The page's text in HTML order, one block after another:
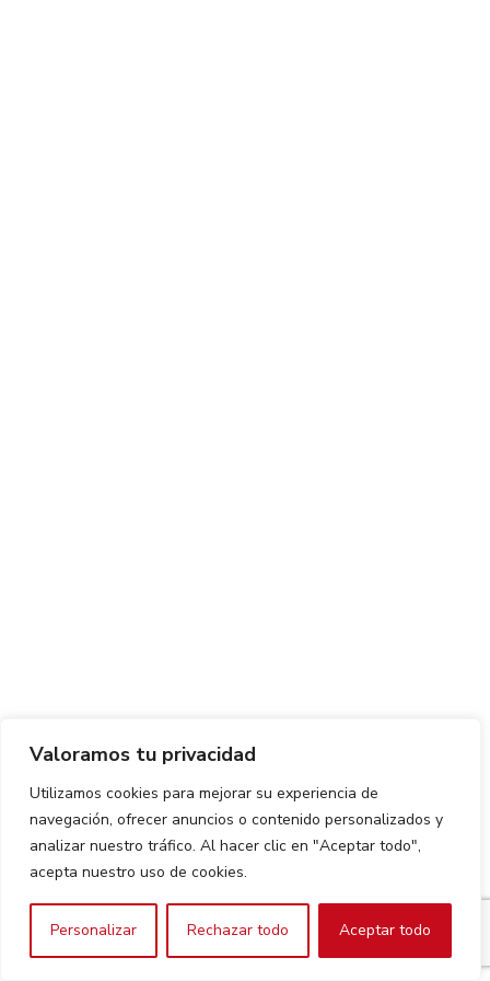
Valoramos tu privacidad
Utilizamos cookies para mejorar su experiencia de
navegación, ofrecer anuncios o contenido personalizados y
analizar nuestro tráfico. Al hacer clic en "Aceptar todo",
acepta nuestro uso de cookies.
Personalizar Rechazar todo Aceptar todo